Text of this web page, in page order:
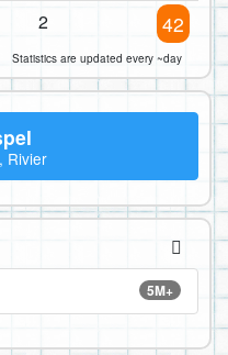
2 42
Statistics are updated every ~day
Rivier
5M+